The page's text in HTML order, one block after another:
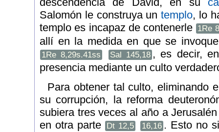
Salomón le construya untemplo, lo
templo es incapaz de contenerle 1Re
allí en la medida en que se
1Re 8,29s.41ss Sal 145,18 , es decir,
presencia mediante un culto
Para obtener tal culto, eliminando
su corrupción, la reforma
subiera tres veces al año a
en otra parte
Dt 12,5 16,16 . Esto no